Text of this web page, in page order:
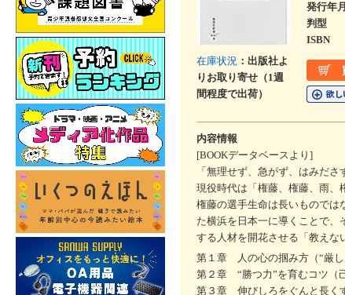
在庫状況 ：出版社よ
りお取り寄せ（1週
間程度で出荷）
発行年月
判型
ISBN
内容情報
[BOOKデータベースより]
「無理せず、急がず、はみだ
現役時代は「権藤、権藤、雨
権藤の選手生命は長いものでは
た横浜を日本一に導くことで
する人材を開花させる「教えな
第１章 人の心の掴み方（“厳し
第２章 “勝つ力”を育むコツ（
第３章 伸びしろをぐんと長く